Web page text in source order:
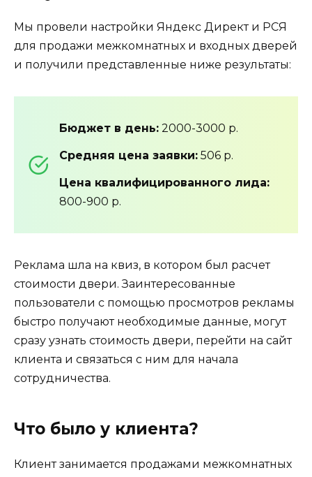
Мы провели настройки Яндекс Директ и РСЯ
для продажи межкомнатных и входных дверей
и получили представленные ниже результаты:
Бюджет в день: 2000-3000 р.
Средняя цена заявки: 506 р.
Цена квалифицированного лида:
800-900 р.
Реклама шла на квиз, в котором был расчет
стоимости двери. Заинтересованные
пользователи с помощью просмотров рекламы
быстро получают необходимые данные, могут
сразу узнать стоимость двери, перейти на сайт
клиента и связаться с ним для начала
сотрудничества.
Что было у клиента?
Клиент занимается продажами межкомнатных